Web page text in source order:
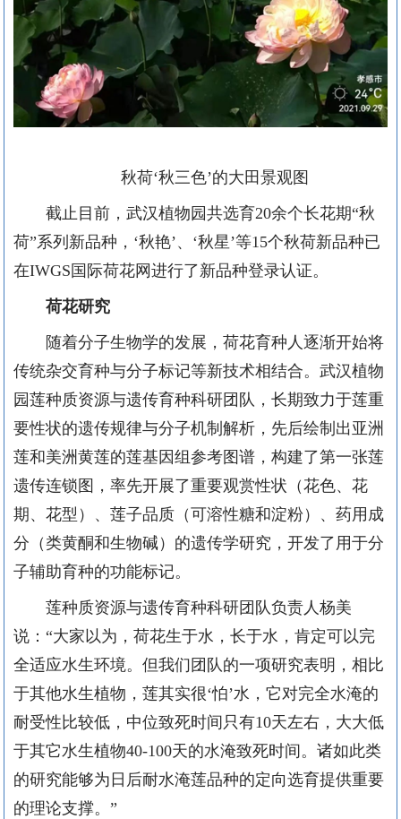
秋荷‘秋三色’的大田景观图
截止目前，武汉植物园共选育20余个长花期“秋
荷”系列新品种，‘秋艳’、‘秋星’等15个秋荷新品种已
在IWGS国际荷花网进行了新品种登录认证。
荷花研究
随着分子生物学的发展，荷花育种人逐渐开始将
传统杂交育种与分子标记等新技术相结合。武汉植物
园莲种质资源与遗传育种科研团队，长期致力于莲重
要性状的遗传规律与分子机制解析，先后绘制出亚洲
莲和美洲黄莲的莲基因组参考图谱，构建了第一张莲
遗传连锁图，率先开展了重要观赏性状（花色、花
期、花型）、莲子品质（可溶性糖和淀粉）、药用成
分（类黄酮和生物碱）的遗传学研究，开发了用于分
子辅助育种的功能标记。
莲种质资源与遗传育种科研团队负责人杨美
说： “大家以为，荷花生于水，长于水，肯定可以完
全适应水生环境。但我们团队的一项研究表明，相比
于其他水生植物，莲其实很‘怕’水，它对完全水淹的
耐受性比较低，中位致死时间只有10天左右，大大低
于其它水生植物40-100天的水淹致死时间。诸如此类
的研究能够为日后耐水淹莲品种的定向选育提供重要
的理论支撑。”